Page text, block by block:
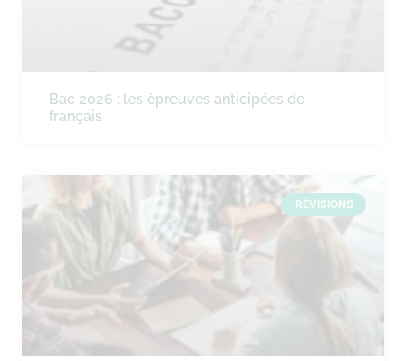
Bac 2026 : les épreuves anticipées de
français
RÉVISIONS